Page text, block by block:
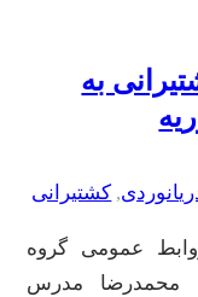
به
, کشتیرانی
عمومی گروه
محمدرضا مدرس